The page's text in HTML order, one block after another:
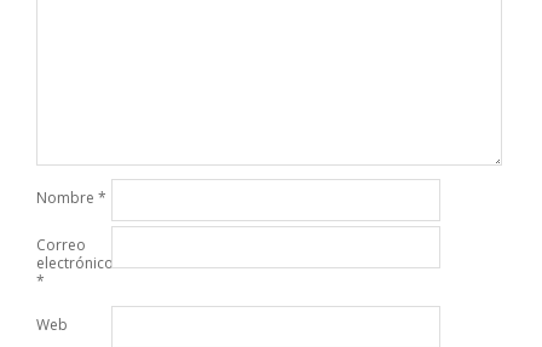
Nombre *
Correo
electrónico
*
Web